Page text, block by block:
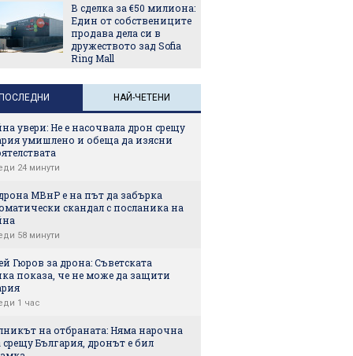
В сделка за €50 милиона:
Един от собствениците
продава дела си в
дружеството зад Sofia
Ring Mall
НАЙ-ЧЕТЕНИ
увери: Не е насочвала дрон срещу
умишлено и обеща да изясни
24 минути
МВнР е на път да забърка
скандал с посланика на
58 минути
Гюров за дрона: Съветската
показа, че не може да защити
1 час
на отбраната: Няма нарочна
срещу България, дронът е бил